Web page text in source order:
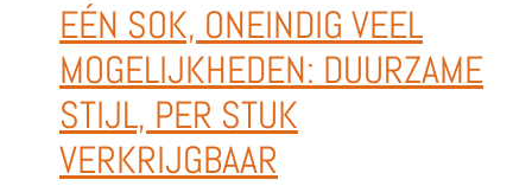
EÉN SOK, ONEINDIG VEEL
MOGELIJKHEDEN: DUURZAME
STIJL, PER STUK
VERKRIJGBAAR